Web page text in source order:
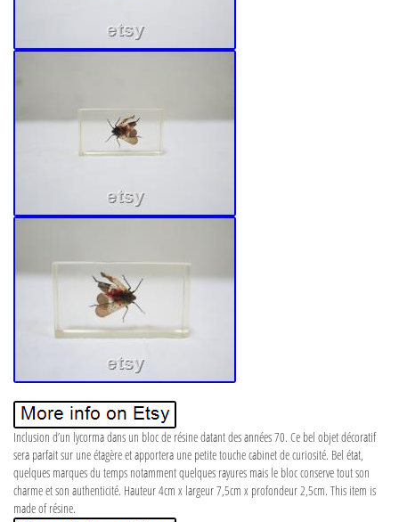
Inclusion d’un lycorma dans un bloc de résine datant des années 70. Ce bel objet décoratif
sera parfait sur une étagère et apportera une petite touche cabinet de curiosité. Bel état,
quelques marques du temps notamment quelques rayures mais le bloc conserve tout son
charme et son authenticité. Hauteur 4cm x largeur 7,5cm x profondeur 2,5cm. This item is
made of résine.